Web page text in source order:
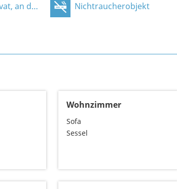
Unterkunft Nichtraucherobjekt
Wohnzimmer
Sofa
Sessel